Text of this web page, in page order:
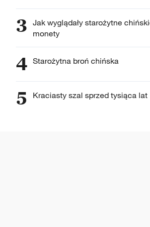
3 Jak wyglądały starożytne
monety
4 Starożytna broń chińska
5 Kraciasty szal sprzed tysiąca lat